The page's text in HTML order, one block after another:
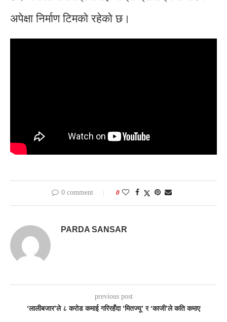
अपेक्षा निर्माण टिमकाे रहेकाे छ।
0 comment 0
PARDA SANSAR
previous post
‘लालीबजार’ले ८ करोड कमाई गरिरहँदा ‘मितज्यू’ र ‘काजी’ले कति कमाए